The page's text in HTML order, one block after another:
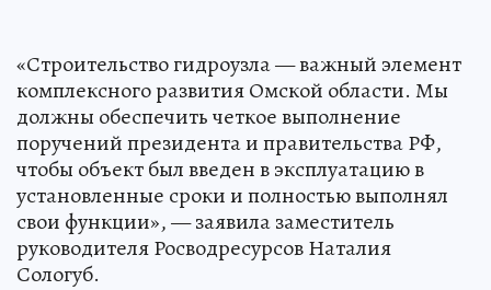
«Строительство гидроузла — важный элемент
комплексного развития Омской области. Мы
должны обеспечить четкое выполнение
поручений президента и правительства РФ,
чтобы объект был введен в эксплуатацию в
установленные сроки и полностью выполнял
свои функции», — заявила заместитель
руководителя Росводресурсов Наталия
Сологуб.